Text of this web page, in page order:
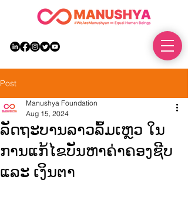
Post
ລັດຖະບານລາວລົ້ມເຫຼວ ໃນ
ການແກ້ໄຂບັນຫາຄ່າຄອງຊີບ
ແລະ ເງິນຕາ
Manushya Foundation
Aug 15, 2024